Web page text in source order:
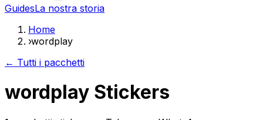
GuidesLa nostra storia
Home
›wordplay
← Tutti i pacchetti
wordplay Stickers